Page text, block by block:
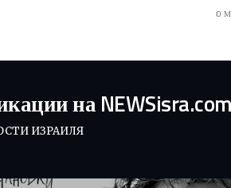
0
на NEWSisra.com
ИЗРАИЛЯ